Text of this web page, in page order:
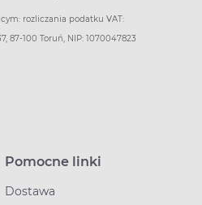
rozliczania podatku VAT:
87-100 Toruń, NIP: 1070047823
Pomocne linki
Dostawa